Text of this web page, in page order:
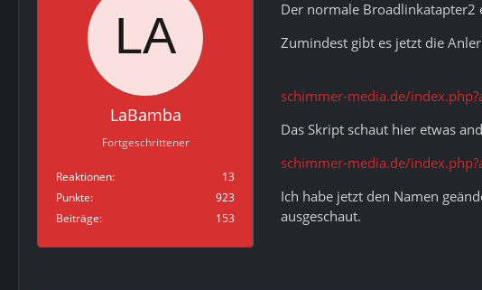
LaBamba
Fortgeschrittener
Reaktionen
13
Punkte
923
Beiträge
153
Der normale Broadlinkatapter2
Zumindest gibt es jetzt die
schimmer-media.de/
Das Skript schaut hier etwas
schimmer-media.de/
Ich habe jetzt den Namen
ausgeschaut.